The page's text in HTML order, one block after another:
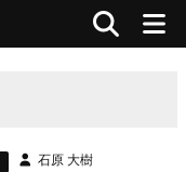
石原 大樹